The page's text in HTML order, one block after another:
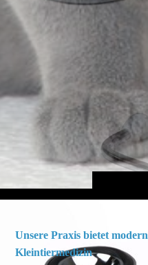
Unsere Praxis bietet
Kleintiermedizin